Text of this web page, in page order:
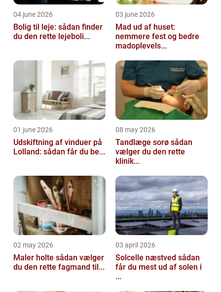
04 june 2026
Bolig til leje: sådan finder
du den rette lejeboli...
03 june 2026
Mad ud af huset:
nemmere fest og bedre
madoplevels...
01 june 2026
Udskiftning af vinduer på
Lolland: sådan får du be...
08 may 2026
Tandlæge sorø sådan
vælger du den rette
klinik...
02 may 2026
Maler holte sådan vælger
du den rette fagmand til...
03 april 2026
Solcelle næstved sådan
får du mest ud af solen i
...